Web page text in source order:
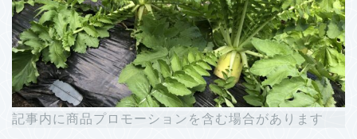
記事内に商品プロモーションを含む場合があります